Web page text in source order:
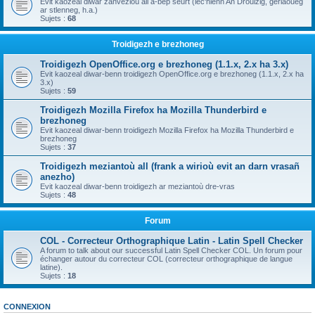
ar stlenneg, h.a.)
Sujets : 68
Troidigezh e brezhoneg
Troidigezh OpenOffice.org e brezhoneg (1.1.x, 2.x ha 3.x)
Evit kaozeal diwar-benn troidigezh OpenOffice.org e brezhoneg (1.1.x, 2.x ha
3.x)
Sujets : 59
Troidigezh Mozilla Firefox ha Mozilla Thunderbird e
brezhoneg
Evit kaozeal diwar-benn troidigezh Mozilla Firefox ha Mozilla Thunderbird e
brezhoneg
Sujets : 37
Troidigezh meziantoù all (frank a wirioù evit an darn vrasañ
anezho)
Evit kaozeal diwar-benn troidigezh ar meziantoù dre-vras
Sujets : 48
Forum
COL - Correcteur Orthographique Latin - Latin Spell Checker
A forum to talk about our successful Latin Spell Checker COL. Un forum pour
échanger autour du correcteur COL (correcteur orthographique de langue
latine).
Sujets : 18
CONNEXION